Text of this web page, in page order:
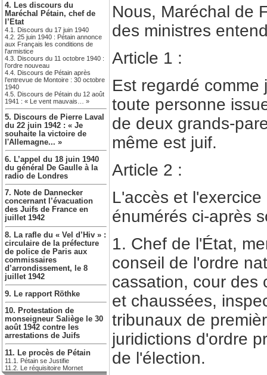
4. Les discours du
Maréchal Pétain, chef de
l’Etat
4.1. Discours du 17 juin 1940
4.2. 25 juin 1940 : Pétain annonce
aux Français les conditions de
l'armistice
4.3. Discours du 11 octobre 1940 :
l’ordre nouveau
4.4. Discours de Pétain après
l’entrevue de Montoire : 30 octobre
1940
4.5. Discours de Pétain du 12 août
1941 : « Le vent mauvais… »
5. Discours de Pierre Laval
du 22 juin 1942 : « Je
souhaite la victoire de
l'Allemagne... »
6. L’appel du 18 juin 1940
du général De Gaulle à la
radio de Londres
7. Note de Dannecker
concernant l’évacuation
des Juifs de France en
juillet 1942
8. La rafle du « Vel d’Hiv » :
circulaire de la préfecture
de police de Paris aux
commissaires
d’arrondissement, le 8
juillet 1942
9. Le rapport Röthke
10. Protestation de
monseigneur Saliège le 30
août 1942 contre les
arrestations de Juifs
11. Le procès de Pétain
11.1. Pétain se Justifie
11.2. Le réquisitoire Mornet
Nous, Maréchal de
des ministres
Article 1 :
Est regardé
toute personne
de deux grands-
même est juif.
Article 2 :
L'accès et
énumérés ci-après
1. Chef de l'État,
conseil de l'ordre
cassation, cour des
et chaussées,
tribunaux de
juridictions d'ordre
de l'élection.